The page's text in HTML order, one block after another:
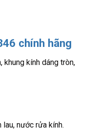
chính hãng
khung kính dáng tròn,
lau, nước rửa kính.